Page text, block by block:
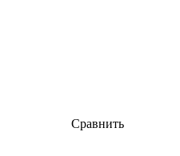
Сравнить